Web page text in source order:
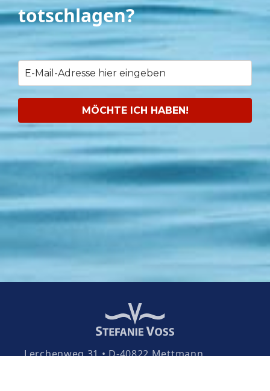
totschlagen?
MÖCHTE ICH HABEN!
Lerchenweg 31 • D-40822 Mettmann